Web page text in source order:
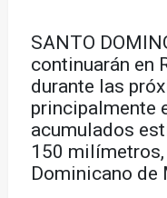
SANTO
continuarán en
durante las
principalmente
acumulados
150
Dominicano de